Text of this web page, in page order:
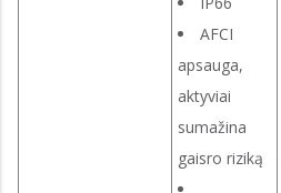
AFCI
apsauga,
aktyviai
sumažina
gaisro riziką